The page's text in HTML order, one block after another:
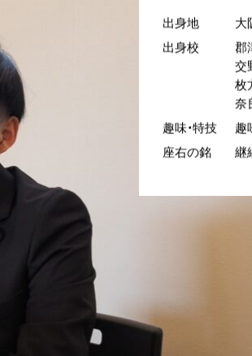
出身地
大
出身校
郡
交
枚
奈
趣味・特技
趣
座右の銘
継